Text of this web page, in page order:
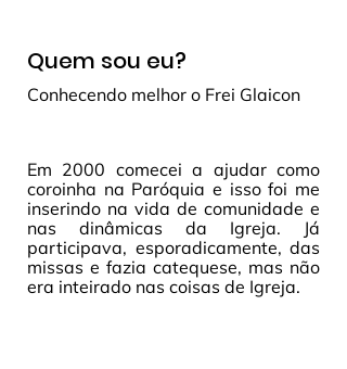
Quem sou eu?
Conhecendo melhor o Frei Glaicon
Em 2000 comecei a ajudar como
coroinha na Paróquia e isso foi me
inserindo na vida de comunidade e
nas dinâmicas da Igreja. Já
participava, esporadicamente, das
missas e fazia catequese, mas não
era inteirado nas coisas de Igreja.